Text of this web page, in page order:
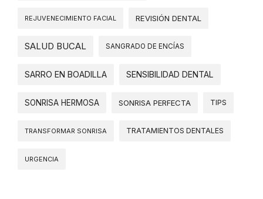
REJUVENECIMIENTO FACIAL REVISIÓN DENTAL
SALUD BUCAL SANGRADO DE ENCÍAS
SARRO EN BOADILLA SENSIBILIDAD DENTAL
SONRISA HERMOSA SONRISA PERFECTA TIPS
TRANSFORMAR SONRISA TRATAMIENTOS DENTALES
URGENCIA